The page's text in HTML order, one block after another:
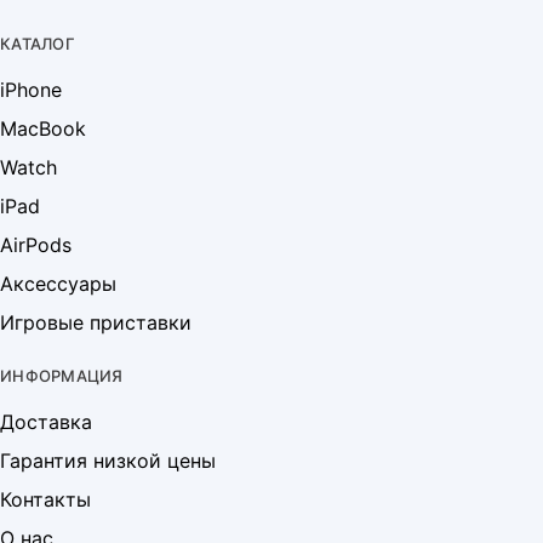
КАТАЛОГ
iPhone
MacBook
Watch
iPad
AirPods
Аксессуары
Игровые приставки
ИНФОРМАЦИЯ
Доставка
Гарантия низкой цены
Контакты
О нас